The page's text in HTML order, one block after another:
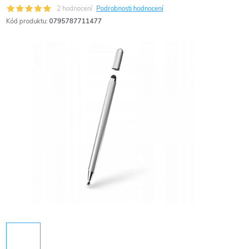
2 hodnocení Podrobnosti hodnocení
Kód produktu: 0795787711477